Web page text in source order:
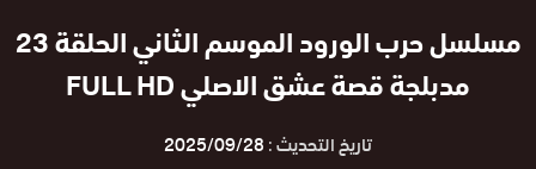
مسلسل حرب الورود الموسم الثاني الحلقة 23
مدبلجة قصة عشق الاصلي FULL HD
تاريخ التحديث :2025/09/28